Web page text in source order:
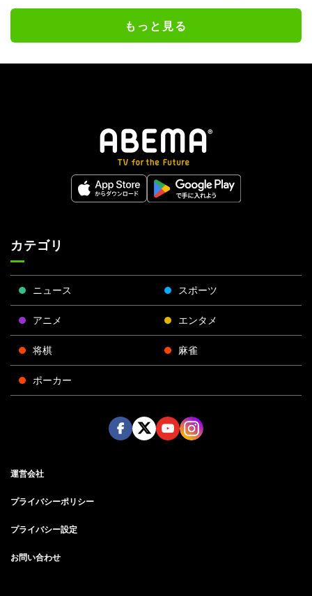
もっと見る
カテゴリ
ニュース スポーツ
アニメ エンタメ
将棋 麻雀
ポーカー
運営会社
プライバシーポリシー
プライバシー設定
お問い合わせ